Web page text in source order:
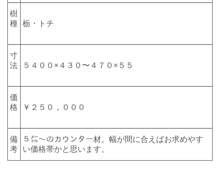
樹
種 栃・トチ
寸
法
５４００×４３０〜４７０×５５
価
格
￥２５０，０００
備
考
５㍍〜のカウンター材。幅が間に合えばお求めやす
い価格帯かと思います。